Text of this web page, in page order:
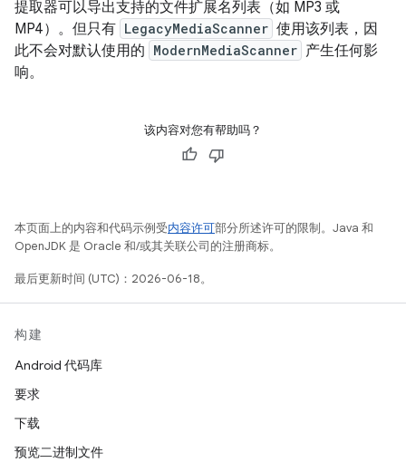
提取器可以导出支持的文件扩展名列表（如 MP3 或
MP4）。但只有 LegacyMediaScanner 使用该列表，因
此不会对默认使用的 ModernMediaScanner 产生任何影
响。
该内容对您有帮助吗？
本页面上的内容和代码示例受内容许可部分所述许可的限制。Java 和
OpenJDK 是 Oracle 和/或其关联公司的注册商标。
最后更新时间 (UTC)：2026-06-18。
构建
Android 代码库
要求
下载
预览二进制文件